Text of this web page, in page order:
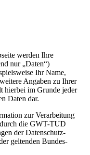
werden Ihre
nur „Daten“)
Ihr Name,
Angaben zu Ihrer
hierbei im Grunde jeder
Daten dar.
zur Verarbeitung
die GWT-TUD
der Datenschutz-
geltenden Bundes-